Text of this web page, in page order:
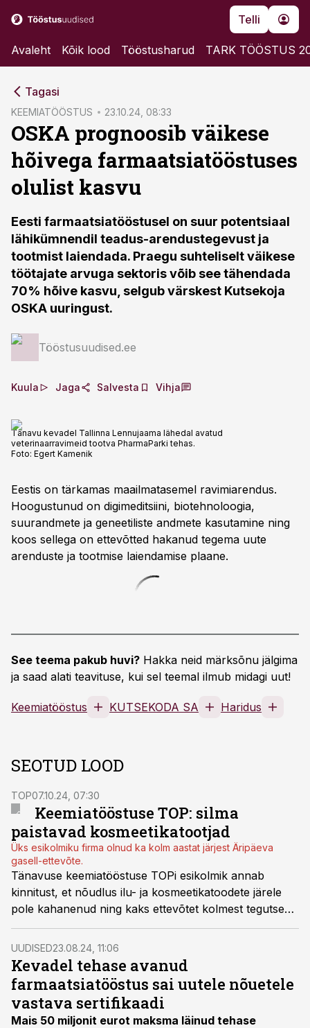
Telli
Avaleht Kõik lood Tööstusharud TARK TÖÖSTUS
Tagasi
KEEMIATÖÖSTUS 23.10.24, 08:33
OSKA prognoosib väikese
hõivega farmaatsiatööstuses
olulist kasvu
Eesti farmaatsiatööstusel on suur potentsiaal
lähikümnendil teadus-arendustegevust ja
tootmist laiendada. Praegu suhteliselt väikese
töötajate arvuga sektoris võib see tähendada
70% hõive kasvu, selgub värskest Kutsekoja
OSKA uuringust.
Tööstusuudised.ee
Kuula Jaga Salvesta Vihja
Tänavu kevadel Tallinna Lennujaama lähedal avatud
veterinaarravimeid tootva PharmaParki tehas.
Foto: Egert Kamenik
Eestis on tärkamas maailmatasemel ravimiarendus.
Hoogustunud on digimeditsiini, biotehnoloogia,
suurandmete ja geneetiliste andmete kasutamine ning
koos sellega on ettevõtted hakanud tegema uute
arenduste ja tootmise laiendamise plaane.
See teema pakub huvi? Hakka neid märksõnu jälgima
ja saad alati teavituse, kui sel teemal ilmub midagi uut!
Keemiatööstus KUTSEKODA SA Haridus
SEOTUD LOOD
TOP07.10.24, 07:30
Keemiatööstuse TOP: silma
paistavad kosmeetikatootjad
Üks esikolmiku firma olnud ka kolm aastat järjest Äripäeva
gasell-ettevõte.
Tänavuse keemiatööstuse TOPi esikolmik annab
kinnitust, et nõudlus ilu- ja kosmeetikatoodete järele
pole kahanenud ning kaks ettevõtet kolmest tegutseb
edukalt just selles valdkonnas.
UUDISED23.08.24, 11:06
Kevadel tehase avanud
farmaatsiatööstus sai uutele nõuetele
vastava sertifikaadi
Mais 50 miljonit eurot maksma läinud tehase